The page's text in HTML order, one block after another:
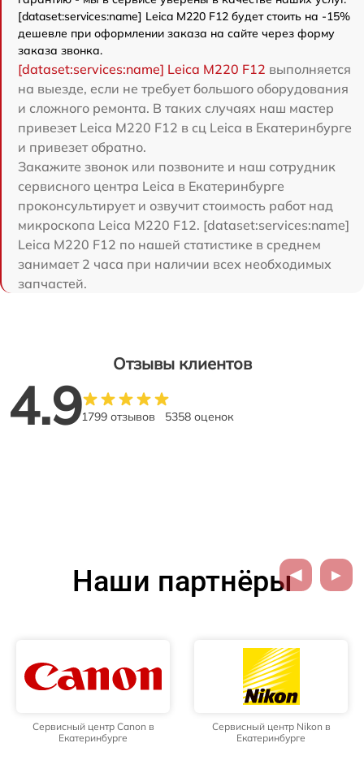
[dataset:services:name] Leica M220 F12 будет стоить на -15%
дешевле при оформлении заказа на сайте через форму
заказа звонка.
[dataset:services:name] Leica M220 F12 выполняется
на выезде, если не требует большого оборудования
и сложного ремонта. В таких случаях наш мастер
привезет Leica M220 F12 в сц Leica в Екатеринбурге
и привезет обратно.
Закажите звонок или позвоните и наш сотрудник
сервисного центра Leica в Екатеринбурге
проконсультирует и озвучит стоимость работ над
микроскопа Leica M220 F12. [dataset:services:name]
Leica M220 F12 по нашей статистике в среднем
занимает 2 часа при наличии всех необходимых
запчастей.
Отзывы клиентов
4.91799 отзывов 5358 оценок
Наши партнёры
Сервисный центр Canon в
Екатеринбурге
Сервисный центр Nikon в
Екатеринбурге